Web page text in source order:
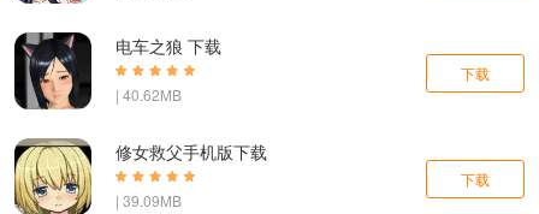
电车之狼 下载
| 40.62MB
下载
修女救父手机版下载
| 39.09MB
下载